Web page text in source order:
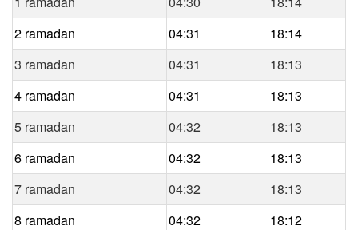
2 ramadan
04:31
18:14
3 ramadan
04:31
18:13
4 ramadan
04:31
18:13
5 ramadan
04:32
18:13
6 ramadan
04:32
18:13
7 ramadan
04:32
18:13
8 ramadan
04:32
18:12